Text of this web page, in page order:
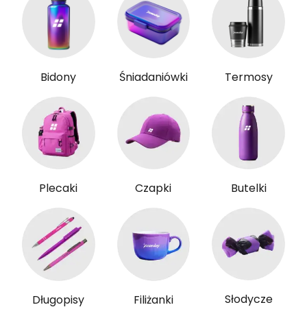
Bidony Śniadaniówki Termosy
Plecaki Czapki Butelki
Długopisy Filiżanki Słodycze